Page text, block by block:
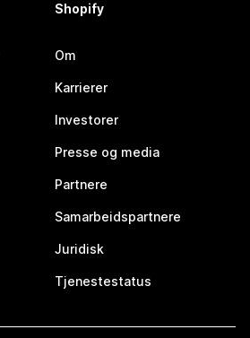
Shopify
Om
Karrierer
Investorer
Presse og media
Partnere
Samarbeidspartnere
Juridisk
Tjenestestatus